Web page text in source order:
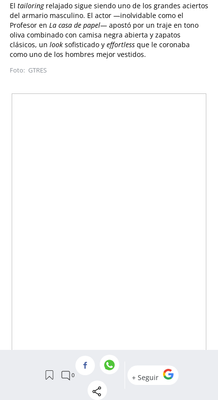
El tailoringrelajado sigue siendo uno de los grandes aciertos
del armario masculino. El actor —inolvidable como el
Profesor en La casa de papel— apostó por un traje en tono
oliva combinado con camisa negra abierta y zapatos
clásicos, un look sofisticado y effortless que le coronaba
como uno de los hombres mejor vestidos.
GTRES